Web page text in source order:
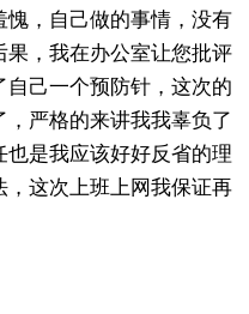
，自己做的事情，没有
，我在办公室让您批评
己一个预防针，这次的
严格的来讲我我辜负了
是我应该好好反省的理
这次上班上网我保证再